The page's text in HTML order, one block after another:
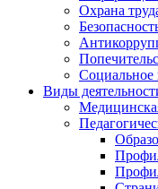
Охрана
Социальное
Виды